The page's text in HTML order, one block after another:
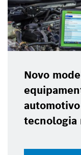
Novo
tecnologia